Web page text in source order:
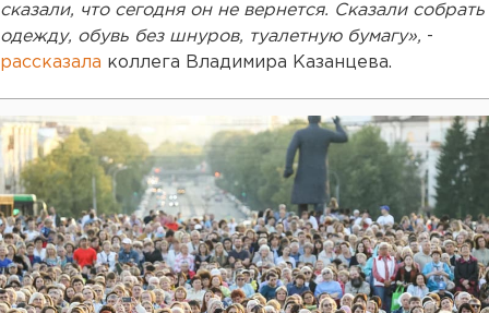
сказали, что сегодня он не вернется. Сказали собрать
одежду, обувь без шнуров, туалетную бумагу», -
рассказала коллега Владимира Казанцева.